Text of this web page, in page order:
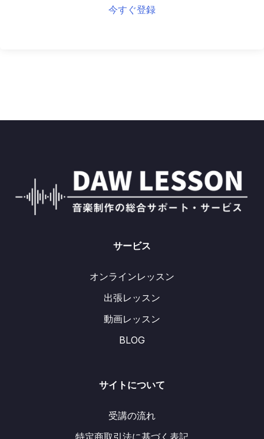
今すぐ登録
サービス
オンラインレッスン
出張レッスン
動画レッスン
BLOG
サイトについて
受講の流れ